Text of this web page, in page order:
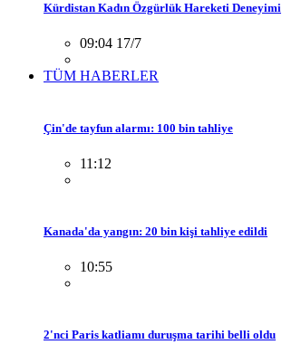
Kürdistan Kadın Özgürlük Hareketi Deneyimi
09:04 17/7
TÜM HABERLER
Çin'de tayfun alarmı: 100 bin tahliye
11:12
Kanada'da yangın: 20 bin kişi tahliye edildi
10:55
2'nci Paris katliamı duruşma tarihi belli oldu